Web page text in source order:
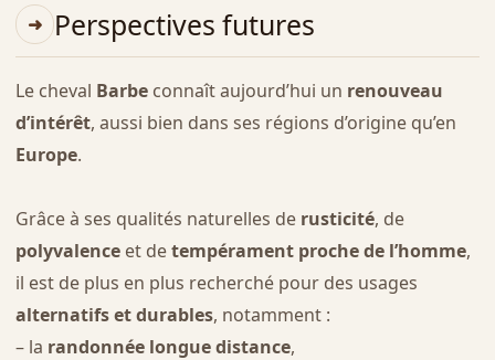
Perspectives futures
Le cheval Barbeconnaît aujourd’hui un renouveau
d’intérêt, aussi bien dans ses régions d’origine qu’en
Europe.
Grâce à ses qualités naturelles de rusticité, de
polyvalenceet detempérament proche de l’homme,
il est de plus en plus recherché pour des usages
alternatifs et durables, notamment :
– la randonnée longue distance,